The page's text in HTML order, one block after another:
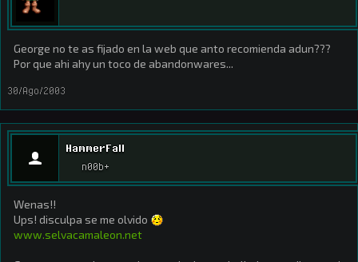
George no te as fijado en la web que anto recomienda adun???
Por que ahi ahy un toco de abandonwares...
30/Ago/2003
HammerFall
n00b+
Wenas!!
Ups! disculpa se me olvido
www.selvacamaleon.net